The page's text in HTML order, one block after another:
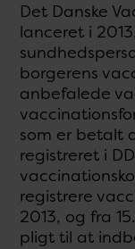
Det Danske
lanceret i
borgerens
anbefalede
som er betalt
registreret i
registrere
2013, og fra
pligt til at